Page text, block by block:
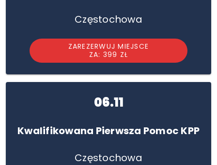
Częstochowa
ZAREZERWUJ MIEJSCE
ZA: 399 ZŁ
06.11
Kwalifikowana Pierwsza Pomoc KPP
Częstochowa